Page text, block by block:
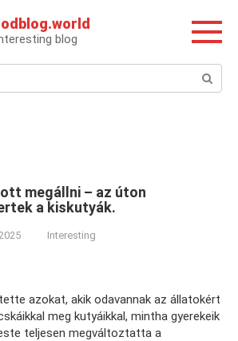
blog
megállni – az úton
a kiskutyák.
Interesting
azokat, akik odavannak az állatokért
meg kutyáikkal, mintha gyerekeik
teljesen megváltoztatta a